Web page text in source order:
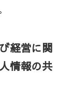
経営に関
情報の共